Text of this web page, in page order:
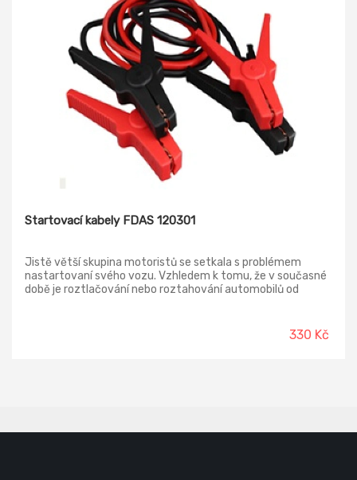
Startovací kabely FDAS 120301
Jistě větší skupina motoristů se setkala s problémem
nastartovaní svého vozu. Vzhledem k tomu, že v současné
době je roztlačování nebo roztahování automobilů od
330 Kč